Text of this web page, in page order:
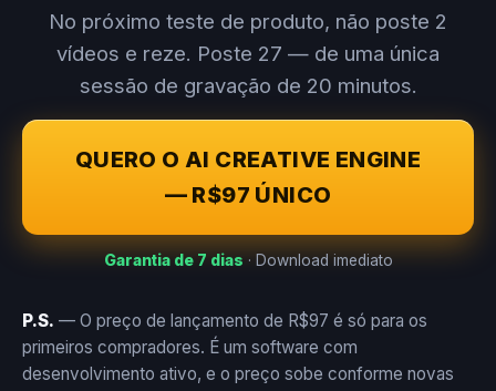
No próximo teste de produto, não poste 2
vídeos e reze. Poste 27 — de uma única
sessão de gravação de 20 minutos.
QUERO O AI CREATIVE ENGINE
— R$97 ÚNICO
Garantia de 7 dias · Download imediato
P.S. — O preço de lançamento de R$97 é só para os
primeiros compradores. É um software com
desenvolvimento ativo, e o preço sobe conforme novas